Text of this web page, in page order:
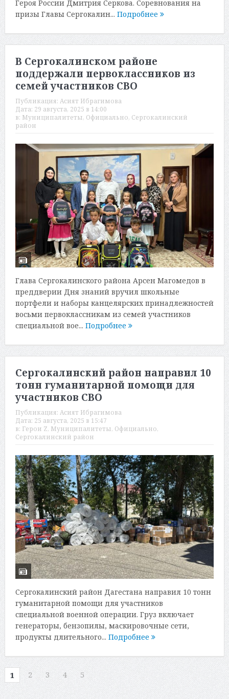
Героя России Дмитрия Серкова. Соревнования на
призы Главы Сергокалин... Подробнее
В Сергокалинском районе
поддержали первоклассников из
семей участников СВО
Публикация: Асият Ибрагимова
Дата: 29 августа, 2025 в 14:00
в: Муниципалитеты, Официально, Сергокалинский
район
Глава Сергокалинского района Арсен Магомедов в
преддверии Дня знаний вручил школьные
портфели и наборы канцелярских принадлежностей
восьми первоклассникам из семей участников
специальной вое... Подробнее
Сергокалинский район направил 10
тонн гуманитарной помощи для
участников СВО
Публикация: Асият Ибрагимова
Дата: 25 августа, 2025 в 15:47
в: Герои Z, Муниципалитеты, Официально,
Сергокалинский район
Сергокалинский район Дагестана направил 10 тонн
гуманитарной помощи для участников
специальной военной операции. Груз включает
генераторы, бензопилы, маскировочные сети,
продукты длительного... Подробнее
1 2 3 4 5